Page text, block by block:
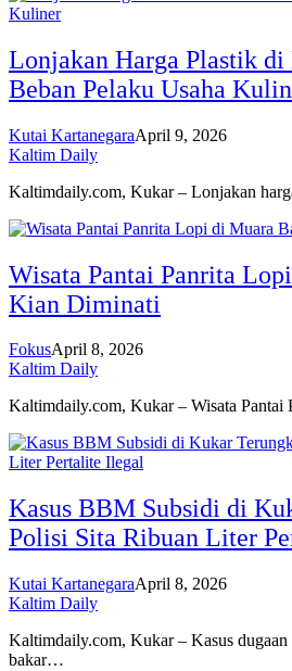
Lonjakan Harga Plastik di
Beban Pelaku Usaha
Kutai KartanegaraApril 9, 2026
Kaltim Daily
Kaltimdaily.com, Kukar – Lonjakan
Wisata Pantai Panrita
Kian Diminati
FokusApril 8, 2026
Kaltim Daily
Kaltimdaily.com, Kukar – Wisata
Kasus BBM Subsidi di
Polisi Sita Ribuan Liter
Kutai KartanegaraApril 8, 2026
Kaltim Daily
Kaltimdaily.com, Kukar – Kasus dugaan
bakar…